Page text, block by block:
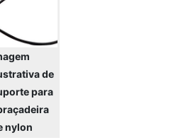
POUCO MAIS
PREÇOA Piralux
de
para
nylon